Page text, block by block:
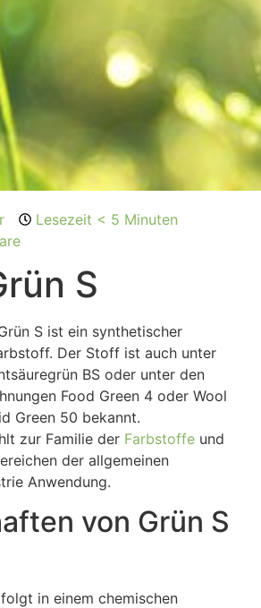
Lesezeit < 5 Minuten
S
S ist ein synthetischer
Der Stoff ist auch unter
BS oder unter den
Food Green 4 oder Wool
Green 50 bekannt.
zur Familie der Farbstoffe und
der allgemeinen
Anwendung.
von Grün S
in einem chemischen